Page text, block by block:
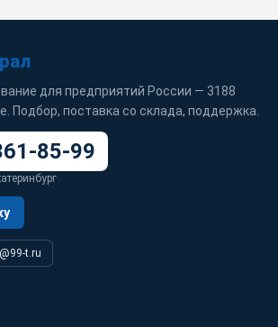
для предприятий России — 3188
Подбор, поставка со склада, поддержка.
85-99
t.ru